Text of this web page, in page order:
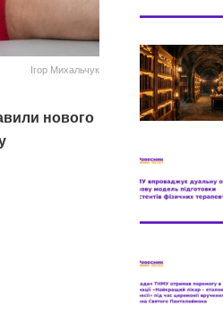
Ігор Михальчук
нового